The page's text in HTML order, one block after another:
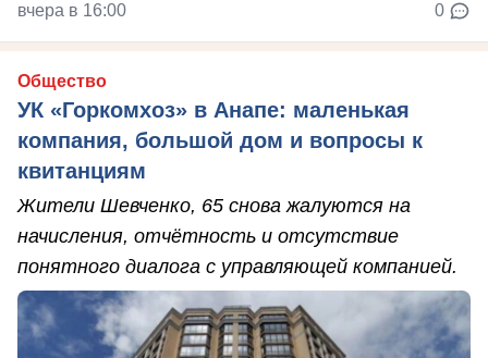
вчера в 16:00 0
Общество
УК «Горкомхоз» в Анапе: маленькая
компания, большой дом и вопросы к
квитанциям
Жители Шевченко, 65 снова жалуются на
начисления, отчётность и отсутствие
понятного диалога с управляющей компанией.